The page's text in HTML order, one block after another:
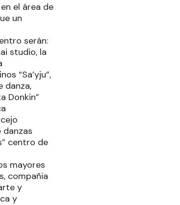
el área de
un
serán:
studio, la
“Sa’yju”,
danza,
Donkin”
danzas
centro de
mayores
compañia
y
y